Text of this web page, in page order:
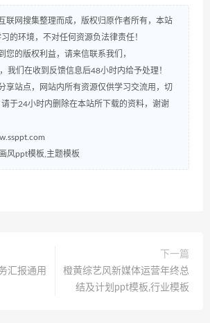
联网搜集整理而成，版权归原作者所有，本站
的环境，不对任何资源负法律责任！
您的版权利益，请来信联系我们，
我们在收到反馈信息后48小时内给予处理！
享站点，网站内所有资源仅供学习交流用，切
于24小时内删除在本站所下载的资料，谢谢
风ppt模板,主题模板
汇报通用
下一篇
橙黄综艺风新媒体运营年终总
结及计划ppt模板,行业模板